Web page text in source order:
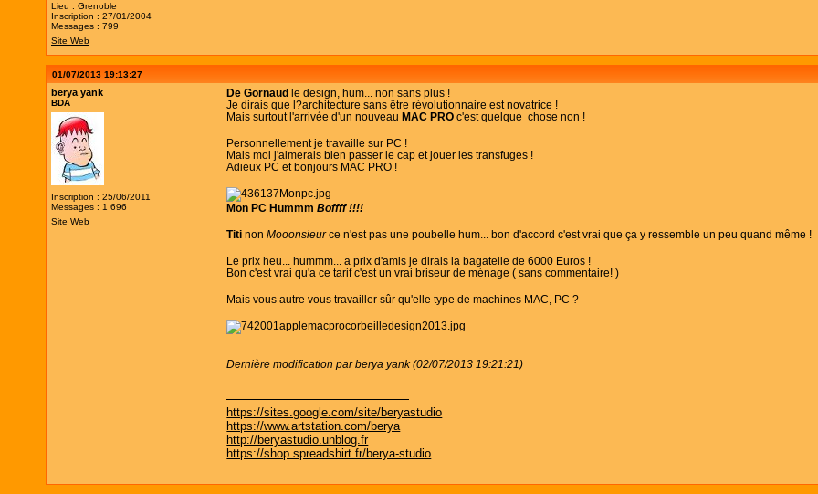
Lieu : Grenoble
Inscription : 27/01/2004
Messages : 799
Site Web
01/07/2013 19:13:27
berya yank
BDA
Inscription : 25/06/2011
Messages : 1 696
Site Web
De Gornaudle design, hum... non sans plus !
Je dirais que l?architecture sans être révolutionnaire est novatrice !
Mais surtout l'arrivée d'un nouveauMAC PRO c'est quelque chose non !
Personnellement je travaille sur PC !
Mais moi j'aimerais bien passer le cap et jouer les transfuges !
Adieux PC et bonjours MAC PRO !
Mon PC HummmBoffff !!!!
TitinonMooonsieurce n'est pas une poubelle hum... bon d'accord c'est vrai que ça y ressemble un peu quand même !
Le prix heu... hummm... a prix d'amis je dirais la bagatelle de 6000 Euros !
Bon c'est vrai qu'a ce tarif c'est un vrai briseur de ménage ( sans commentaire! )
Mais vous autre vous travailler sûr qu'elle type de machines MAC, PC ?
Dernière modification par berya yank (02/07/2013 19:21:21)
https://sites.google.com/site/beryastudio
https://www.artstation.com/berya
http://beryastudio.unblog.fr
https://shop.spreadshirt.fr/berya-studio